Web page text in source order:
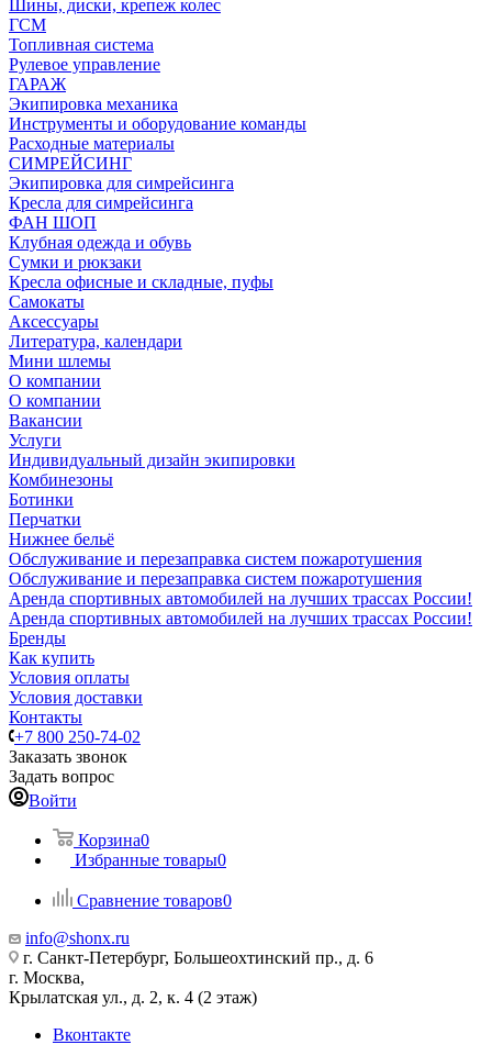
Шины, диски, крепеж колес
ГСМ
Топливная система
Рулевое управление
ГАРАЖ
Экипировка механика
Инструменты и оборудование команды
Расходные материалы
СИМРЕЙСИНГ
Экипировка для симрейсинга
Кресла для симрейсинга
ФАН ШОП
Клубная одежда и обувь
Сумки и рюкзаки
Кресла офисные и складные, пуфы
Самокаты
Аксессуары
Литература, календари
Мини шлемы
О компании
О компании
Вакансии
Услуги
Индивидуальный дизайн экипировки
Комбинезоны
Ботинки
Перчатки
Нижнее бельё
Обслуживание и перезаправка систем пожаротушения
Обслуживание и перезаправка систем пожаротушения
Аренда спортивных автомобилей на лучших трассах России!
Аренда спортивных автомобилей на лучших трассах России!
Бренды
Как купить
Условия оплаты
Условия доставки
Контакты
+7 800 250-74-02
Заказать звонок
Задать вопрос
Войти
Корзина0
Избранные товары0
Сравнение товаров0
info@shonx.ru
г. Санкт-Петербург, Большеохтинский пр., д. 6
г. Москва,
Крылатская ул., д. 2, к. 4 (2 этаж)
Вконтакте